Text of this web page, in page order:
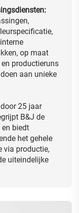
op maat
productieruns
aan unieke
25 jaar
B&J de
biedt
het gehele
via productie,
uiteindelijke